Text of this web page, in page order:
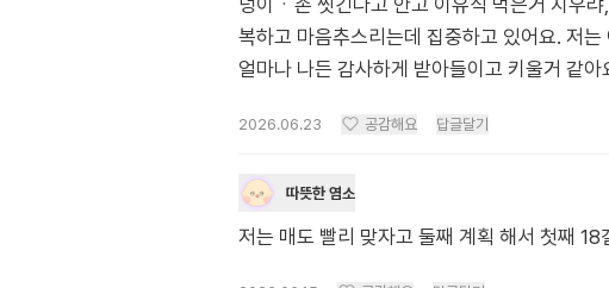
덩이ㆍ손 씻긴다고 안고 이유식 먹은거 치우
복하고 마음추스리는데 집중하고 있어요. 저
얼마나 나든 감사하게 받아들이고 키울거 같아
2026.06.23 공감해요 답글달기
따뜻한 염소
저는 매도 빨리 맞자고 둘째 계획 해서 첫째